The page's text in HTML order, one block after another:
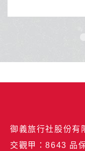
御義旅行社股份有
交觀甲：8643 品